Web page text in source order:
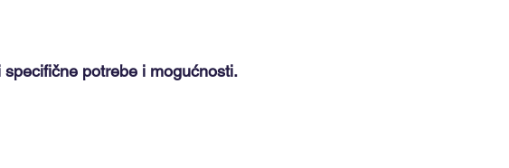
potrebe i mogućnosti.